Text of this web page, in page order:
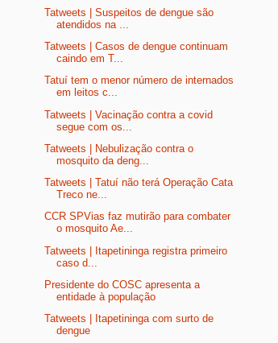
Tatweets | Suspeitos de dengue são
atendidos na ...
Tatweets | Casos de dengue continuam
caindo em T...
Tatuí tem o menor número de internados
em leitos c...
Tatweets | Vacinação contra a covid
segue com os...
Tatweets | Nebulização contra o
mosquito da deng...
Tatweets | Tatuí não terá Operação Cata
Treco ne...
CCR SPVias faz mutirão para combater
o mosquito Ae...
Tatweets | Itapetininga registra primeiro
caso d...
Presidente do COSC apresenta a
entidade à população
Tatweets | Itapetininga com surto de
dengue